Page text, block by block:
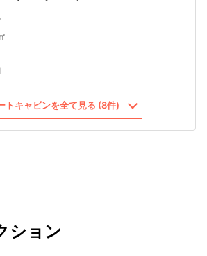
トキャビンを全て見る (8件)
ション